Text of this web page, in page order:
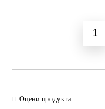
Оцени продукта